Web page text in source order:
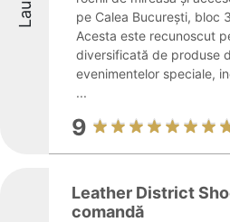
pe Calea București, bloc
Acesta este recunoscut
diversificată de produse
evenimentelor speciale,
...
9
Leather District
comandă